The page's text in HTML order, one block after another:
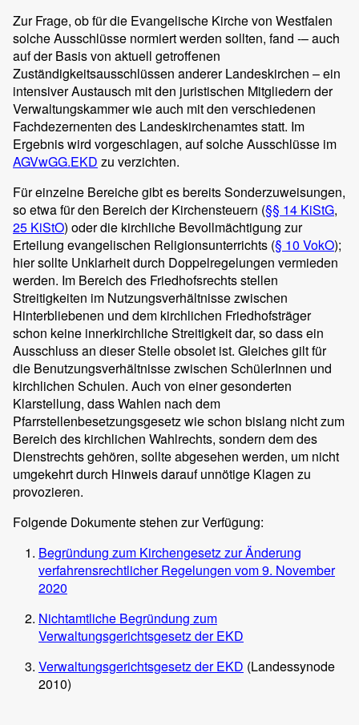
Zur Frage, ob für die Evangelische Kirche von Westfalen
solche Ausschlüsse normiert werden sollten, fand -– auch
auf der Basis von aktuell getroffenen
Zuständigkeitsausschlüssen anderer Landeskirchen – ein
intensiver Austausch mit den juristischen Mitgliedern der
Verwaltungskammer wie auch mit den verschiedenen
Fachdezernenten des Landeskirchenamtes statt. Im
Ergebnis wird vorgeschlagen, auf solche Ausschlüsse im
AGVwGG.EKD zu verzichten.
Für einzelne Bereiche gibt es bereits Sonderzuweisungen,
so etwa für den Bereich der Kirchensteuern (§§ 14 KiStG,
25 KiStO) oder die kirchliche Bevollmächtigung zur
Erteilung evangelischen Religionsunterrichts (§ 10 VokO);
hier sollte Unklarheit durch Doppelregelungen vermieden
werden. Im Bereich des Friedhofsrechts stellen
Streitigkeiten im Nutzungsverhältnisse zwischen
Hinterbliebenen und dem kirchlichen Friedhofsträger
schon keine innerkirchliche Streitigkeit dar, so dass ein
Ausschluss an dieser Stelle obsolet ist. Gleiches gilt für
die Benutzungsverhältnisse zwischen SchülerInnen und
kirchlichen Schulen. Auch von einer gesonderten
Klarstellung, dass Wahlen nach dem
Pfarrstellenbesetzungsgesetz wie schon bislang nicht zum
Bereich des kirchlichen Wahlrechts, sondern dem des
Dienstrechts gehören, sollte abgesehen werden, um nicht
umgekehrt durch Hinweis darauf unnötige Klagen zu
provozieren.
Folgende Dokumente stehen zur Verfügung:
Begründung zum Kirchengesetz zur Änderung
verfahrensrechtlicher Regelungen vom 9. November
2020
Nichtamtliche Begründung zum
Verwaltungsgerichtsgesetz der EKD
Verwaltungsgerichtsgesetz der EKD (Landessynode
2010)